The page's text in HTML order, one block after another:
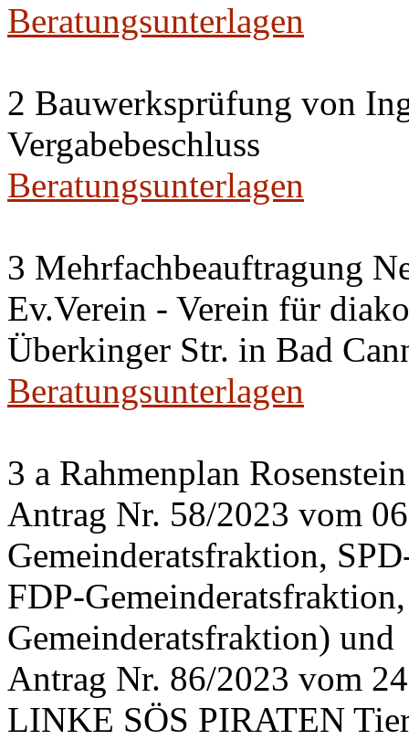
Beratungsunterlagen
2 Bauwerksprüfung von
Vergabebeschluss
Beratungsunterlagen
3 Mehrfachbeauftragung
Ev.Verein - Verein für
Überkinger Str. in Bad
Beratungsunterlagen
3 a Rahmenplan Rosenstein
Antrag Nr. 58/2023 vom
Gemeinderatsfraktion,
FDP-
Gemeinderatsfraktion) und
Antrag Nr. 86/2023 vom
LINKE SÖS PIRATEN